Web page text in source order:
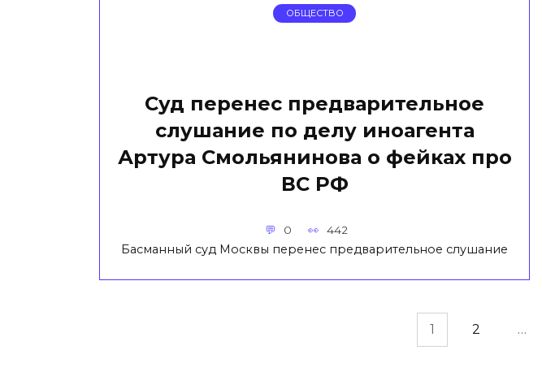
ОБЩЕСТВО
Суд перенес предварительное
слушание по делу иноагента
Артура Смольянинова о фейках про
ВС РФ
0 442
Басманный суд Москвы перенес предварительное слушание
1 2 …